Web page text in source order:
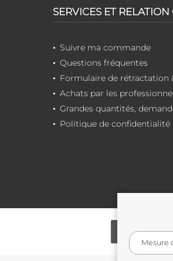
SERVICES ET
Suivre ma commande
Questions fréquentes
Formulaire de rétractation
Achats par les
Grandes quantités,
Politique de confidentialité
Mesure